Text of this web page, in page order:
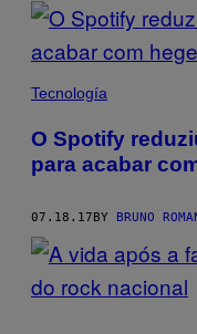
POSTS
BY
THIS
AUTHOR
Tecnología
O Spotify
para acabar
07.18.17BY BRUNO